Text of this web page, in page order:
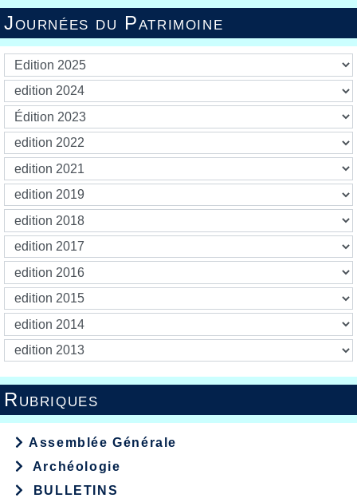
Journées du Patrimoine
Rubriques
Assemblée Générale
Archéologie
BULLETINS